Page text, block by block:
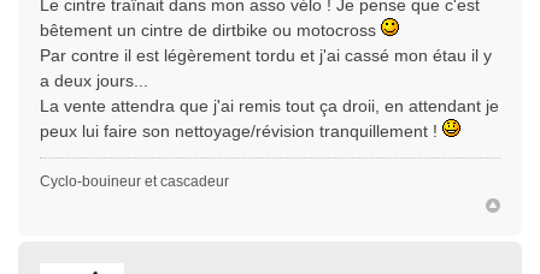
Le cintre traînait dans mon asso vélo ! Je pense que c'est
bêtement un cintre de dirtbike ou motocross
Par contre il est légèrement tordu et j'ai cassé mon étau il y
a deux jours...
La vente attendra que j'ai remis tout ça droii, en attendant je
peux lui faire son nettoyage/révision tranquillement !
Cyclo-bouineur et cascadeur